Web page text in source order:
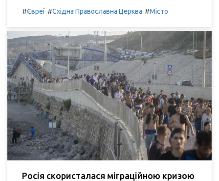
#Євреї #Східна Православна Церква #Місто
Росія скористалася міграційною кризою